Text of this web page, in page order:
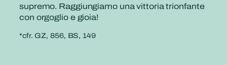
supremo. Raggiungiamo una vittoria trionfante
con orgoglio e gioia!
*cfr. GZ, 856, BS, 149